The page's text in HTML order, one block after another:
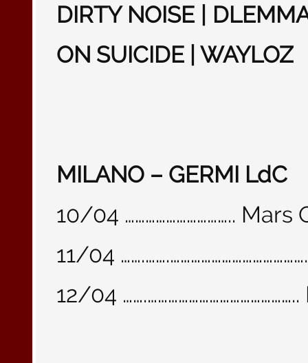
DIRTY NOISE |
ON SUICIDE | WAYLOZ
MILANO – GERMI LdC
10/04 …………………………..
11/04
12/04